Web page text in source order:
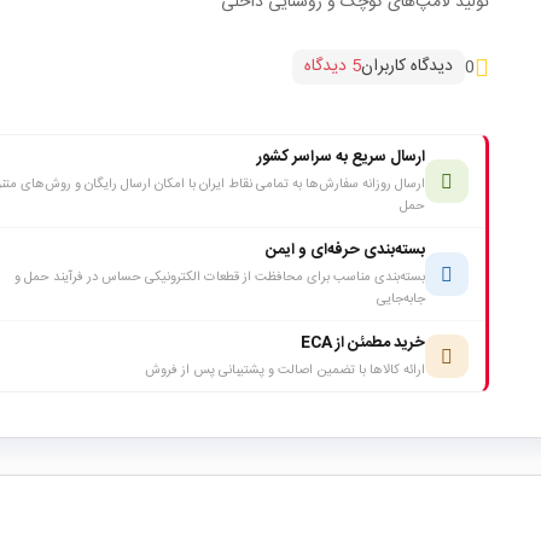
0 دیدگاه کاربران5 دیدگاه
ارسال سریع به سراسر کشور
ارسال روزانه سفارش‌ها به تمامی نقاط ایران با امکان ارسال رایگان و روش‌های
حمل
بسته‌بندی حرفه‌ای و ایمن
بسته‌بندی مناسب برای محافظت از قطعات الکترونیکی حساس در فرآیند حمل و
جابه‌جایی
خرید مطمئن از ECA
ارائه کالاها با تضمین اصالت و پشتیبانی پس از فروش